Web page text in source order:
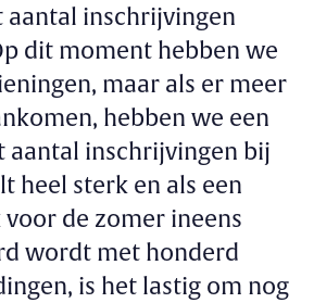
aantal inschrijvingen
dit moment hebben we
maar als er meer
hebben we een
aantal inschrijvingen bij
heel sterk en als een
de zomer ineens
wordt met honderd
is het lastig om nog